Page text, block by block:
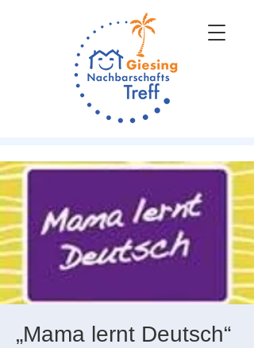
„Mama lernt Deutsch“